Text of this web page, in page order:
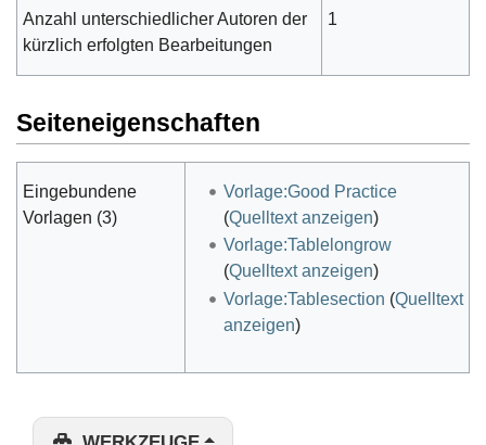
Anzahl unterschiedlicher Autoren der
kürzlich erfolgten Bearbeitungen
1
Seiteneigenschaften
Eingebundene
Vorlagen (3)
Vorlage:Good Practice
(Quelltext anzeigen)
Vorlage:Tablelongrow
(Quelltext anzeigen)
Vorlage:Tablesection (Quelltext
anzeigen)